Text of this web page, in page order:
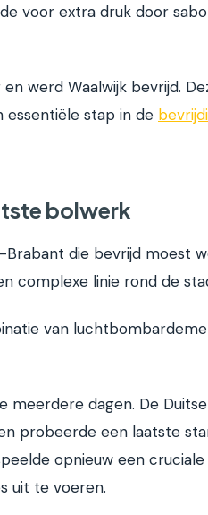
voor extra druk door
werd Waalwijk bevrijd.
essentiële stap in de
bolwerk
die bevrijd moest
complexe linie rond de
van
meerdere dagen. De
probeerde een laatste
opnieuw een
uit te voeren.